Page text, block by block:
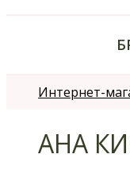
Интернет-
AHA